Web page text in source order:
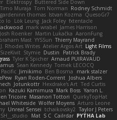
Elektrospy Buttered Side Down
Timo Muraja Tom Norman Rodney Schmidt
gardeninn thomas Istvan Kozma QuesoGr7
lo Lök Leung Jack Foley fxtentacle
mark wrabel James Harrison
Josh Roenker Martin Lukačka AaronFung
Mast YYSSun Thierry Mayrand
Rhodes Writes Atelier Argos Art Light Films
SizeKivit Stymie Dustin
Patrick Brady
Tyler K Spicher Arnaud PUIRAVAUD
Sean Kennedy Tomek LECOCQ
Pacific Jimikimo Ben Bosma
mark stalzer
Ryan Roden-Corrent Joshua Albers
Jotunkottr Hexdrake's Art Ted Curtis
Kazuki Kamimura Mark Boss Yaron L.
Tricoire Masanori Tottori QuirkyTopHat
Whiteside Wolfer Moyens Arturo Leone
Unreal Sensei tchaikovsky2 Taylor J Peters
Mat S C Cailrdar PYTHA Lab